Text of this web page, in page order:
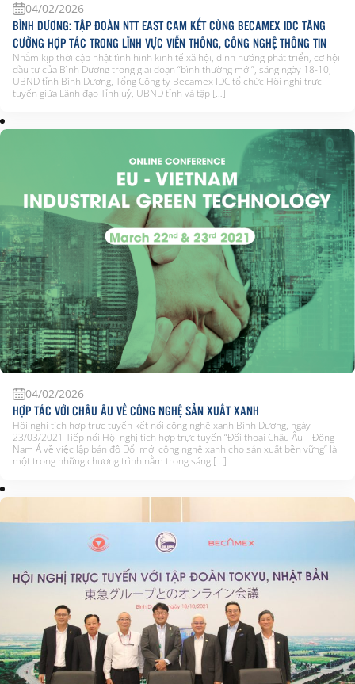
04/02/2026
BÌNH DƯƠNG: TẬP ĐOÀN NTT EAST CAM KẾT CÙNG BECAMEX IDC TĂNG
CƯỜNG HỢP TÁC TRONG LĨNH VỰC VIỄN THÔNG, CÔNG NGHỆ THÔNG TIN
Nhằm kịp thời cập nhật tình hình kinh tế xã hội, định hướng phát triển, cơ hội
đầu tư của Bình Dương trong giai đoạn “bình thường mới”, sáng ngày 18-10,
UBND tỉnh Bình Dương, Tổng Công ty Becamex IDC tổ chức Hội nghị trực
tuyến giữa Lãnh đạo Tỉnh uỷ, UBND tỉnh và tập […]
04/02/2026
HỢP TÁC VỚI CHÂU ÂU VỀ CÔNG NGHỆ SẢN XUẤT XANH
Hội nghị tích hợp trực tuyến kết nối công nghệ xanh Bình Dương, ngày
23/03/2021 Tiếp nối Hội nghị tích hợp trực tuyến “Đối thoại Châu Âu – Đông
Nam Á về việc lập bản đồ Đổi mới công nghệ xanh cho sản xuất bền vững” là
một trong những chương trình nằm trong sáng […]